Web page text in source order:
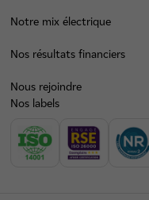
Notre mix électrique
Nos résultats financiers
Nous rejoindre
Nos labels